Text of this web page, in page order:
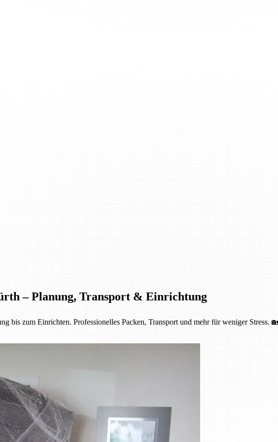
– Planung, Transport & Einrichtung
bis zum Einrichten. Professionelles Packen, Transport und mehr für weniger Stress.